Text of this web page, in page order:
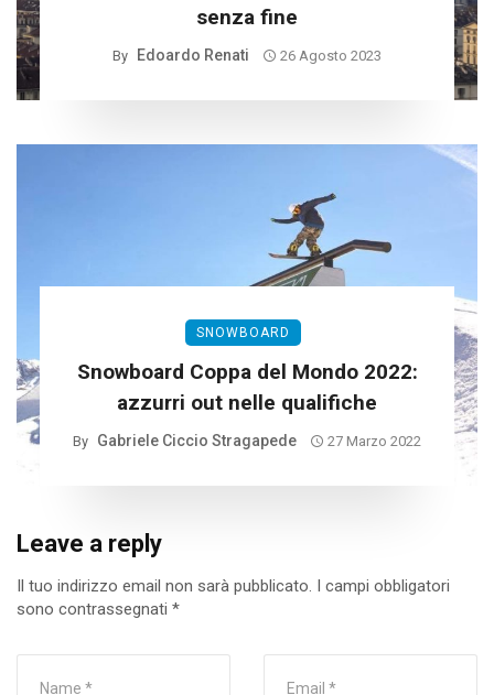
senza fine
By Edoardo Renati 26 Agosto 2023
SNOWBOARD
Snowboard Coppa del Mondo 2022:
azzurri out nelle qualifiche
By Gabriele Ciccio Stragapede 27 Marzo 2022
Leave a reply
Il tuo indirizzo email non sarà pubblicato. I campi obbligatori
sono contrassegnati *